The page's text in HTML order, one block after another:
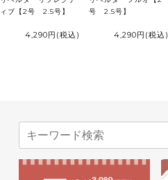
ィブ【2号 2.5号】
4,290円 (税込)
号 2.5号】
4,290円 (税込)